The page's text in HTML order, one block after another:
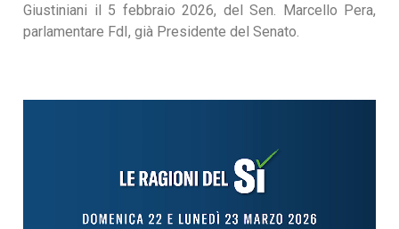
Giustiniani il 5 febbraio 2026, del Sen. Marcello Pera,
parlamentare FdI, già Presidente del Senato.